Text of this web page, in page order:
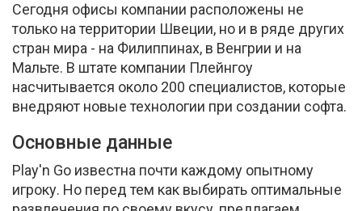
Сегодня офисы компании расположены не
только на территории Швеции, но и в ряде других
стран мира - на Филиппинах, в Венгрии и на
Мальте. В штате компании Плейнгоу
насчитывается около 200 специалистов, которые
внедряют новые технологии при создании софта.
Основные данные
Play'n Go известна почти каждому опытному
игроку. Но перед тем как выбирать оптимальные